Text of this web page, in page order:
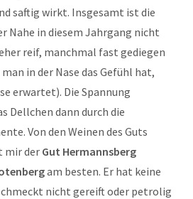
saftig wirkt. Insgesamt ist die
Nahe in diesem Jahrgang nicht
reif, manchmal fast gediegen
man in der Nase das Gefühl hat,
erwartet). Die Spannung
Dellchen dann durch die
Von den Weinen des Guts
mir der Gut Hermannsberg
am besten. Er hat keine
nicht gereift oder petrolig